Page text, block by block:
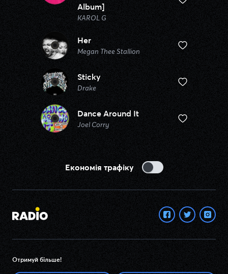
Album]
KAROL G
Her
Megan Thee Stallion
Sticky
Drake
Dance Around It
Joel Corry
Економія трафіку
Отримуй більше!